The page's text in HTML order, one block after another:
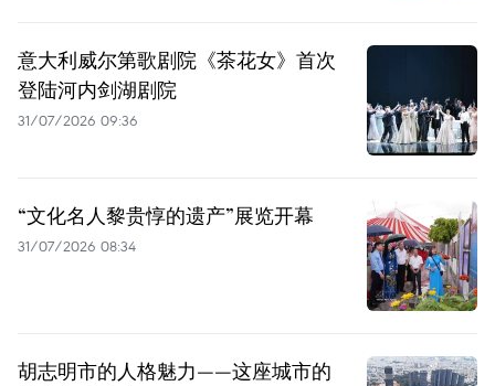
意大利威尔第歌剧院《茶花女》首次
登陆河内剑湖剧院
31/07/2026 09:36
“文化名人黎贵惇的遗产”展览开幕
31/07/2026 08:34
胡志明市的人格魅力——这座城市的